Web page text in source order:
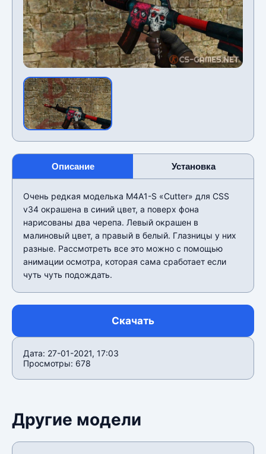
Описание Установка
Очень редкая моделька M4A1-S «Cutter» для CSS
v34 окрашена в синий цвет, а поверх фона
нарисованы два черепа. Левый окрашен в
малиновый цвет, а правый в белый. Глазницы у них
разные. Рассмотреть все это можно с помощью
анимации осмотра, которая сама сработает если
чуть чуть подождать.
Скачать
Дата: 27-01-2021, 17:03
Просмотры: 678
Другие модели